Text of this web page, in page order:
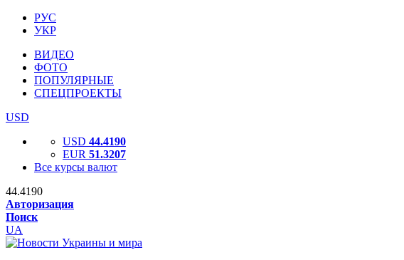
РУС
УКР
ВИДЕО
ФОТО
ПОПУЛЯРНЫЕ
СПЕЦПРОЕКТЫ
USD
USD 44.4190
EUR 51.3207
Все курсы валют
44.4190
Авторизация
Поиск
UA